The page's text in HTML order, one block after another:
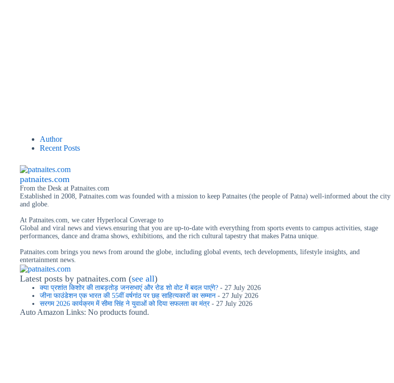
Author
Recent Posts
patnaites.com
From the Desk at Patnaites.com
Established in 2008, Patnaites.com was founded with a mission to keep Patnaites (the people of Patna) well-informed about the city
and globe.
At Patnaites.com, we cater Hyperlocal Coverage to
Global and viral news and views.ensuring that you are up-to-date with everything from sports events to campus activities, stage
performances, dance and drama shows, exhibitions, and the rich cultural tapestry that makes Patna unique.
Patnaites.com brings you news from around the globe, including global events, tech developments, lifestyle insights, and
entertainment news.
Latest posts by patnaites.com (see all)
क्या प्रशांत किशोर की ताबड़तोड़ जनसभाएं और रोड शो वोट में बदल पाएंगे? - 27 July 2026
जीना फाउंडेशन एक भारत की 55वीं वर्षगांठ पर छह साहित्यकारों का सम्मान - 27 July 2026
सरगम 2026 कार्यक्रम में सीमा सिंह ने युवाओं को दिया सफलता का मंत्र- 27 July 2026
Auto Amazon Links: No products found.